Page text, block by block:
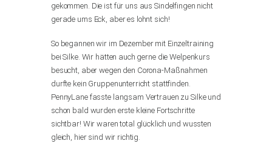
gekommen. Die ist für uns aus Sindelfingen nicht
gerade ums Eck, aber es lohnt sich!
So begannen wir im Dezember mit Einzeltraining
bei Silke. Wir hätten auch gerne die Welpenkurs
besucht, aber wegen den Corona-Maßnahmen
durfte kein Gruppenunterricht stattfinden.
PennyLane fasste langsam Vertrauen zu Silke und
schon bald wurden erste kleine Fortschritte
sichtbar! Wir waren total glücklich und wussten
gleich, hier sind wir richtig.